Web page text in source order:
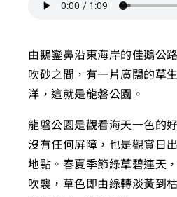
由鵝鑾鼻沿東海岸的佳鵝公
吹砂之間，有一片廣闊的草
洋，這就是龍磐公園。
龍磐公園是觀看海天一色的
沒有任何屏障，也是觀賞日
地點。春夏季節綠草碧連天
吹襲，草色即由綠轉淡黃到